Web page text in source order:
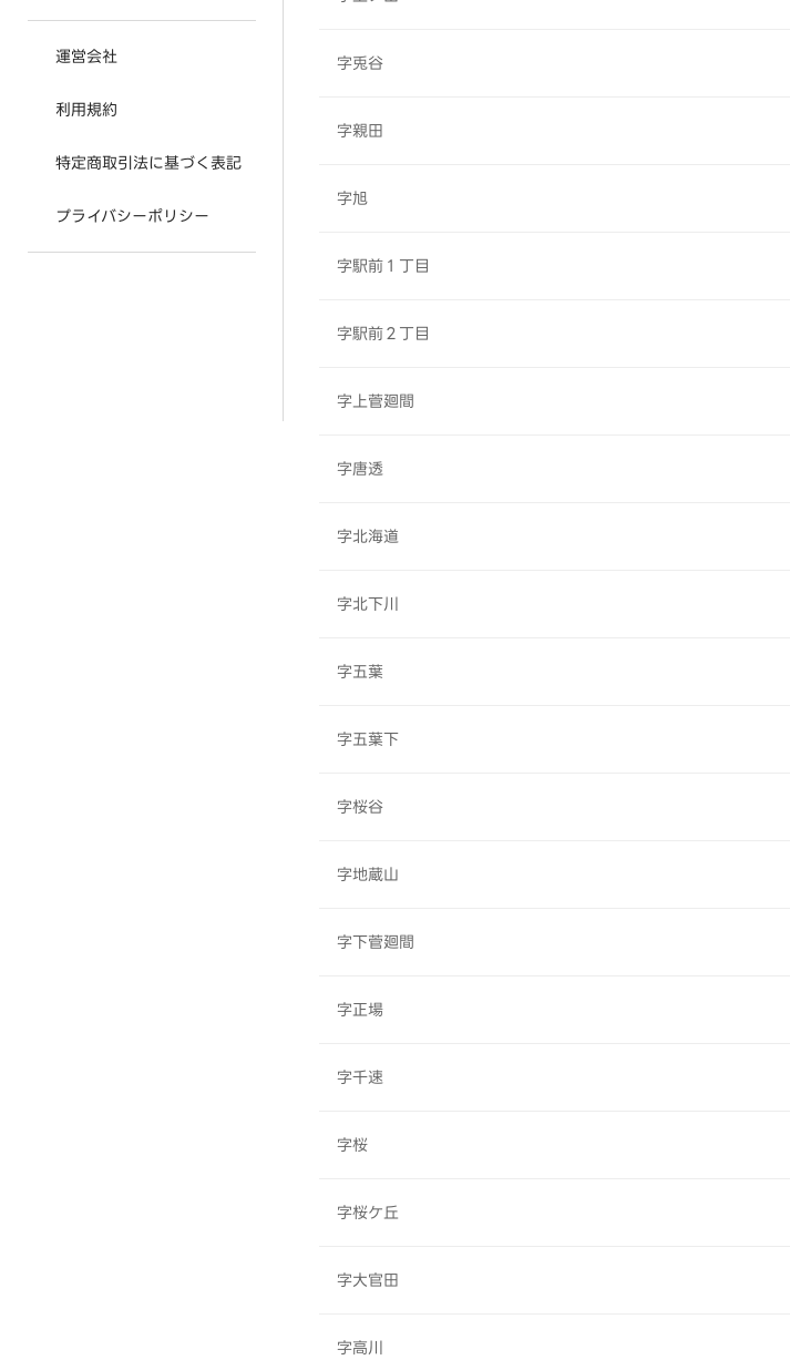
運営会社
利用規約
特定商取引法に基づく表記
プライバシーポリシー
字兎谷
字親田
字旭
字駅前１丁目
字駅前２丁目
字上菅廻間
字唐透
字北海道
字北下川
字五葉
字五葉下
字桜谷
字地蔵山
字下菅廻間
字正場
字千速
字桜
字桜ケ丘
字大官田
字高川